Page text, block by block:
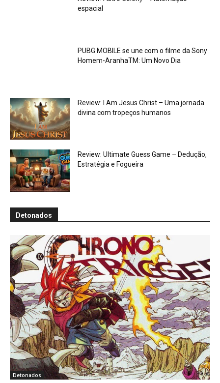
espacial
PUBG MOBILE se une com o filme da Sony
Homem-AranhaTM: Um Novo Dia
Review: I Am Jesus Christ – Uma jornada
divina com tropeços humanos
Review: Ultimate Guess Game – Dedução,
Estratégia e Fogueira
Detonados
Detonados